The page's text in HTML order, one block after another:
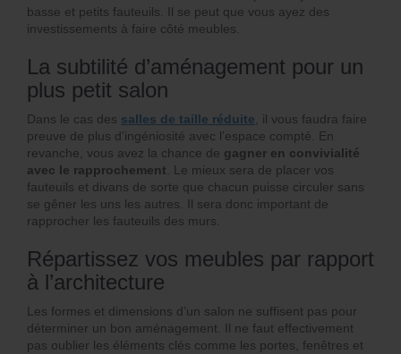
basse et petits fauteuils. Il se peut que vous ayez des
investissements à faire côté meubles.
La subtilité d’aménagement pour un
plus petit salon
Dans le cas des salles de taille réduite , il vous faudra faire
preuve de plus d’ingéniosité avec l’espace compté. En
revanche, vous avez la chance de gagner en convivialité
avec le rapprochement . Le mieux sera de placer vos
fauteuils et divans de sorte que chacun puisse circuler sans
se gêner les uns les autres. Il sera donc important de
rapprocher les fauteuils des murs.
Répartissez vos meubles par rapport
à l’architecture
Les formes et dimensions d’un salon ne suffisent pas pour
déterminer un bon aménagement. Il ne faut effectivement
pas oublier les éléments clés comme les portes, fenêtres et